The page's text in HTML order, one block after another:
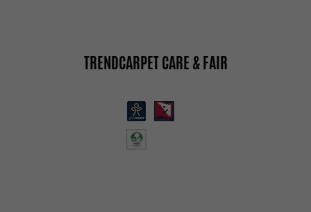
TRENDCARPET CARE & FAIR